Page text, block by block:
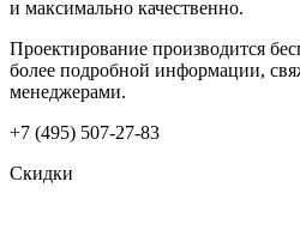
и максимально качественно.
Проектирование производится
более подробной информации,
менеджерами.
+7 (495) 507-27-83
Скидки